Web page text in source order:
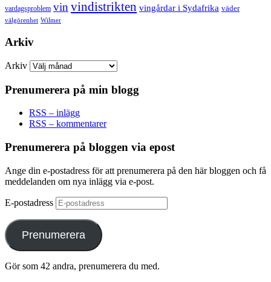
vardagsproblem vin vindistrikten vingårdar i Sydafrika väder
välgörenhet Wilmer
Arkiv
Arkiv
Prenumerera på min blogg
RSS – inlägg
RSS – kommentarer
Prenumerera på bloggen via epost
Ange din e-postadress för att prenumerera på den här bloggen och få
meddelanden om nya inlägg via e-post.
E-postadress
Prenumerera
Gör som 42 andra, prenumerera du med.